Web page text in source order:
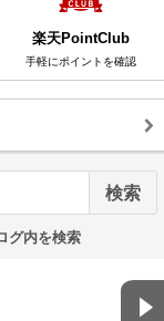
楽天PointClub
手軽にポイントを確認
グ内を検索